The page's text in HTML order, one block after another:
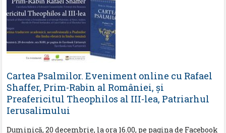
Cartea Psalmilor. Eveniment online cu Rafael
Shaffer, Prim-Rabin al României, și
Preafericitul Theophilos al III-lea, Patriarhul
Ierusalimului
Duminică, 20 decembrie, la ora 16.00, pe pagina de Facebook